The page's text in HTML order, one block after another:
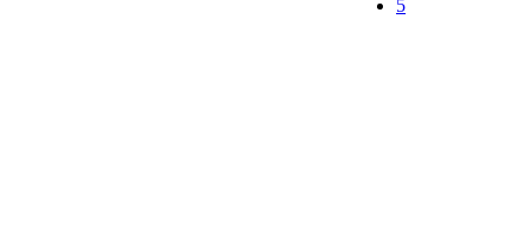
5